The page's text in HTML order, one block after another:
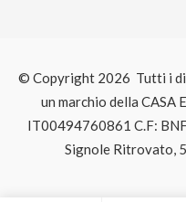
© Copyright 2026 Tutti i
un marchio della CASA
IT00494760861 C.F:
Signole Ritrovato,